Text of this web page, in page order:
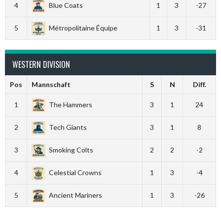
4 Blue Coats 1 3 -27
5 Métropolitaine Équipe 1 3 -31
WESTERN DIVISION
Pos Mannschaft S N Diff.
1 The Hammers 3 1 24
2 Tech Giants 3 1 8
3 Smoking Colts 2 2 -2
4 Celestial Crowns 1 3 -4
5 Ancient Mariners 1 3 -26